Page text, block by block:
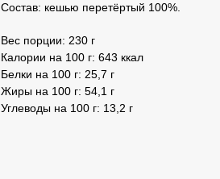
Состав: кешью перетёртый 100%.
Вес порции: 230 г
Калории на 100 г: 643 ккал
Белки на 100 г: 25,7 г
Жиры на 100 г: 54,1 г
Углеводы на 100 г: 13,2 г